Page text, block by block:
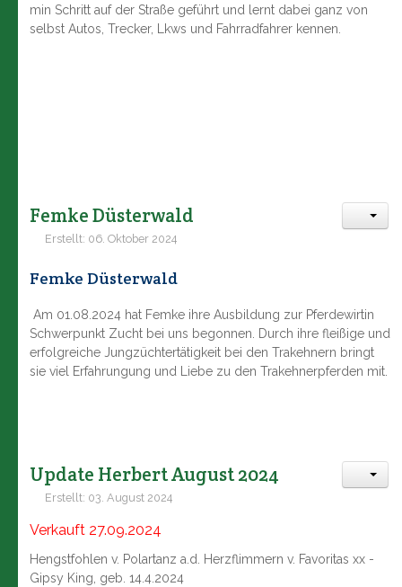
min Schritt auf der Straße geführt und lernt dabei ganz von
selbst Autos, Trecker, Lkws und Fahrradfahrer kennen.
Femke Düsterwald
Erstellt: 06. Oktober 2024
Femke Düsterwald
Am 01.08.2024 hat Femke ihre Ausbildung zur Pferdewirtin
Schwerpunkt Zucht bei uns begonnen. Durch ihre fleißige und
erfolgreiche Jungzüchtertätigkeit bei den Trakehnern bringt
sie viel Erfahrungung und Liebe zu den Trakehnerpferden mit.
Update Herbert August 2024
Erstellt: 03. August 2024
Verkauft 27.09.2024
Hengstfohlen v. Polartanz a.d. Herzflimmern v. Favoritas xx -
Gipsy King, geb. 14.4.2024